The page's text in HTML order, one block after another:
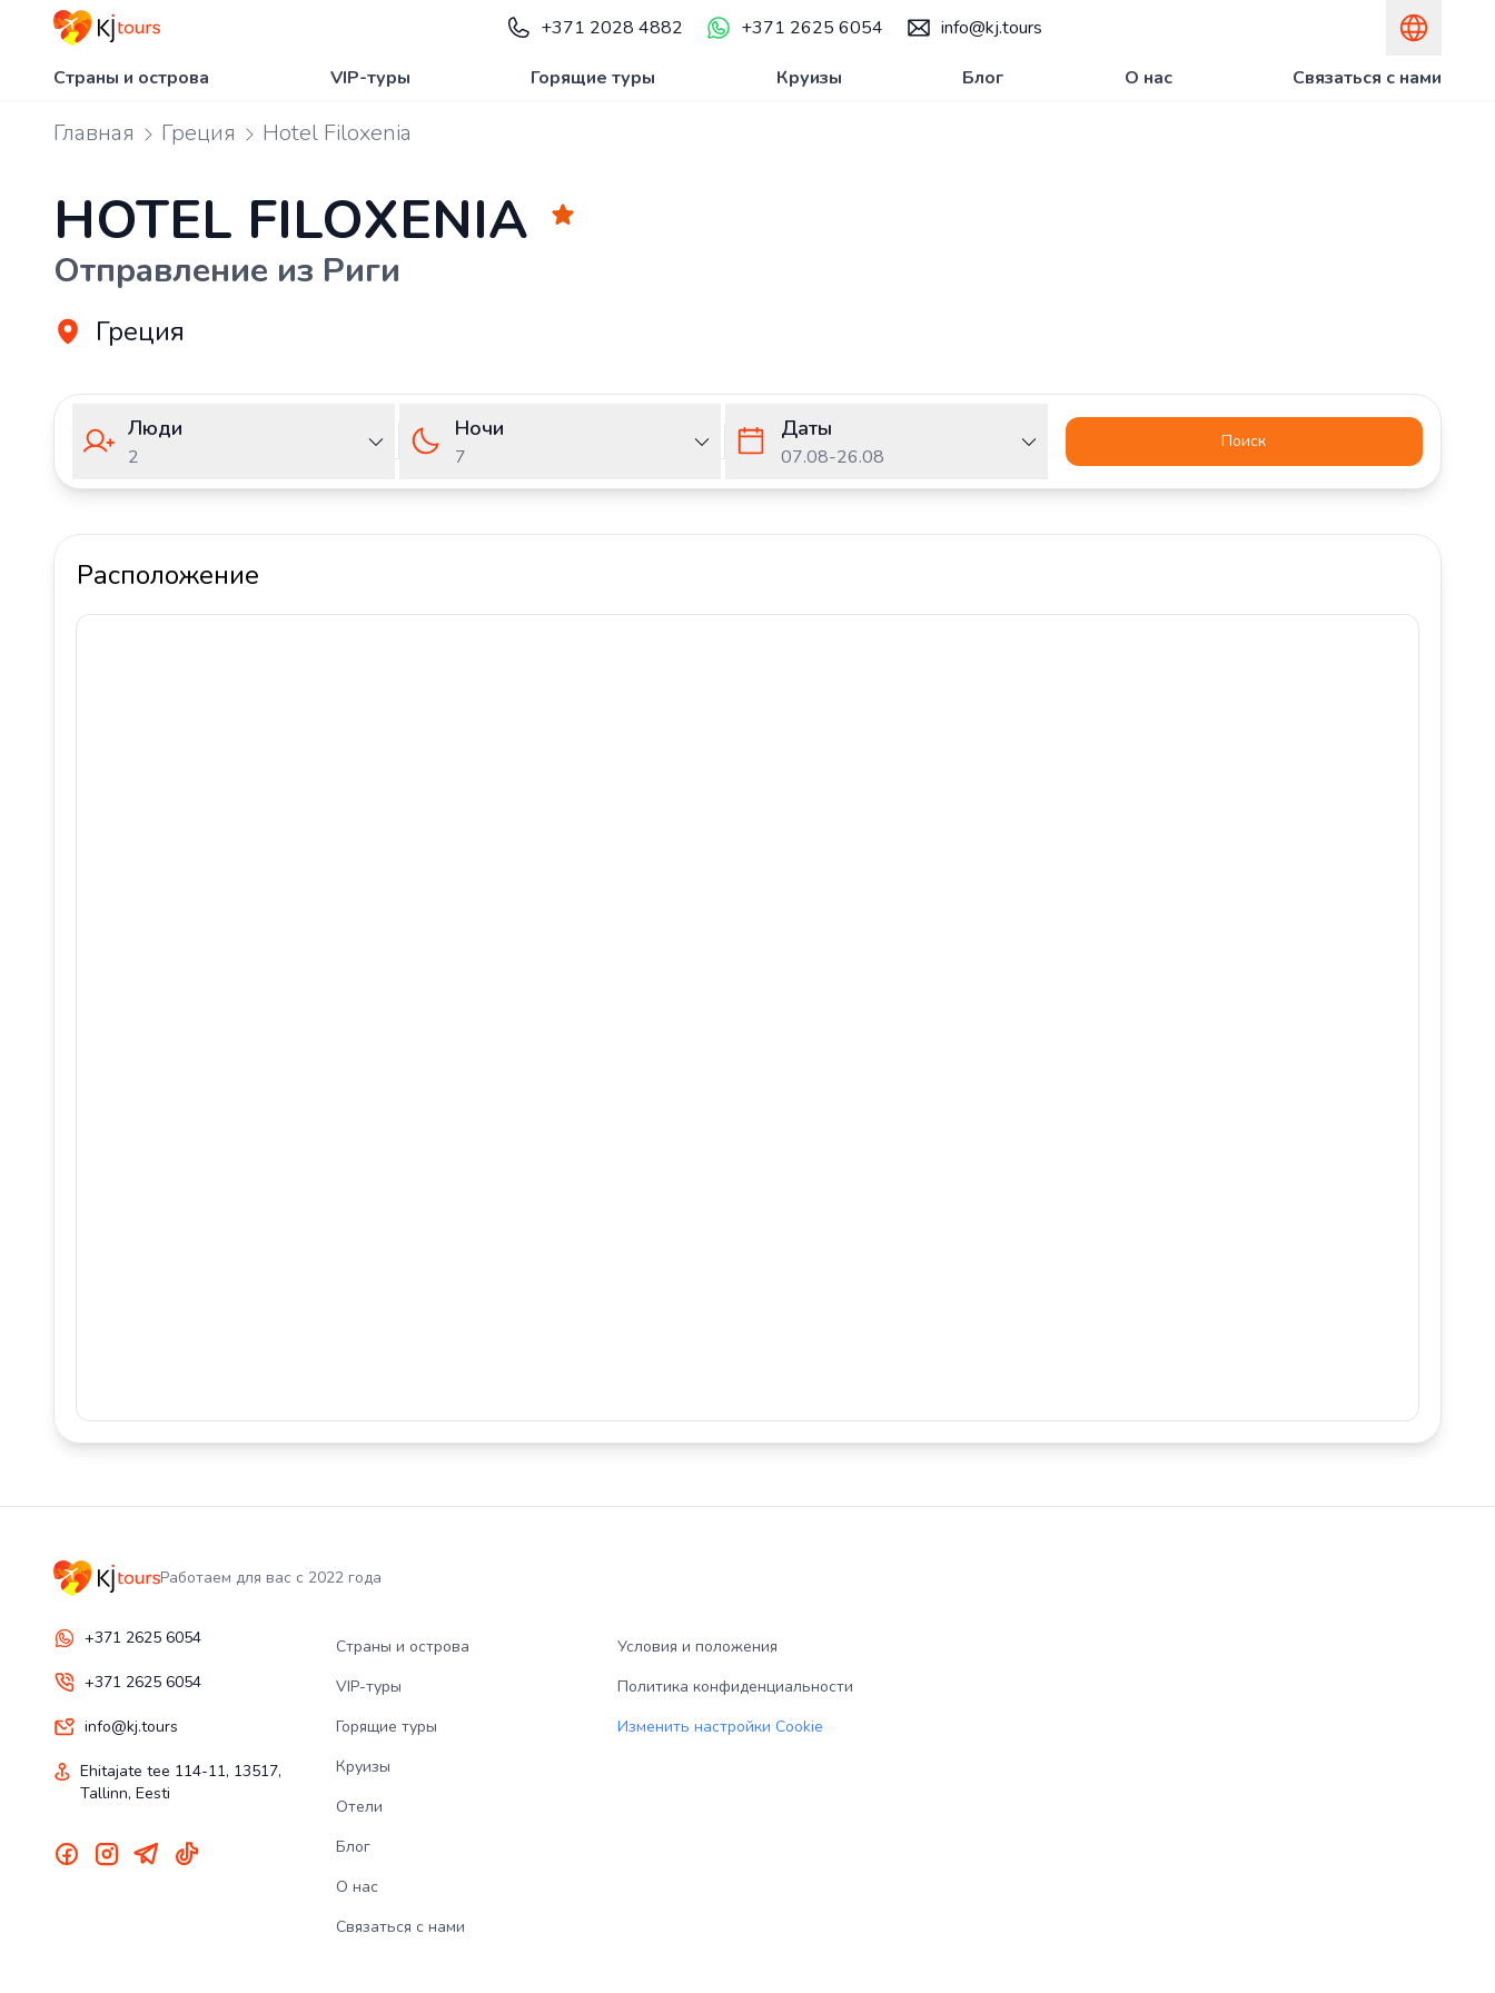
+371 2028 4882 +371 2625 6054 info@kj.tours
Страны и острова VIP-туры Горящие туры Круизы Блог О нас Связаться с нами
Главная Греция Hotel Filoxenia
HOTEL FILOXENIA
Отправление из Риги
Греция
Люди
2
Ночи
7
Даты
07.08-26.08
Поиск
Расположение
Работаем для вас с 2022 года
+371 2625 6054
+371 2625 6054
info@kj.tours
Ehitajate tee 114-11, 13517,
Tallinn, Eesti
Страны и острова
VIP-туры
Горящие туры
Круизы
Отели
Блог
О нас
Связаться с нами
Условия и положения
Политика конфиденциальности
Изменить настройки Cookie